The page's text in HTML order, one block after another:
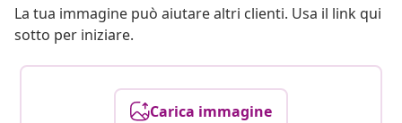
La tua immagine può aiutare altri clienti. Usa il link qui
sotto per iniziare.
Carica immagine